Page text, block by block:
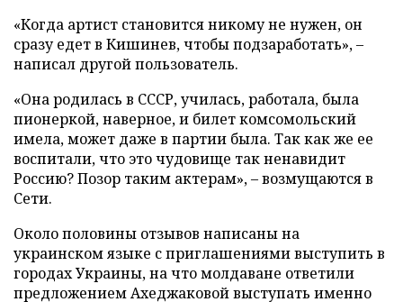
«Когда артист становится никому не нужен, он
сразу едет в Кишинев, чтобы подзаработать», –
написал другой пользователь.
«Она родилась в СССР, училась, работала, была
пионеркой, наверное, и билет комсомольский
имела, может даже в партии была. Так как же ее
воспитали, что это чудовище так ненавидит
Россию? Позор таким актерам», – возмущаются в
Сети.
Около половины отзывов написаны на
украинском языке с приглашениями выступить в
городах Украины, на что молдаване ответили
предложением Ахеджаковой выступать именно